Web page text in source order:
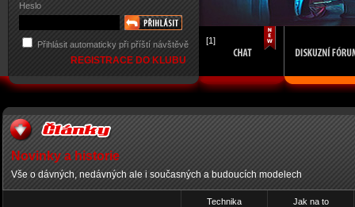
Heslo
Přihlásit automaticky při příští návštěvě
REGISTRACE DO KLUBU
[1]
Novinky a historie
Vše o dávných, nedávných ale i současných a budoucích modelech
Technika Jak na to